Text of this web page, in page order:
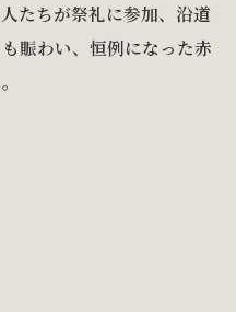
たちが祭礼に参加、沿道
賑わい、恒例になった赤